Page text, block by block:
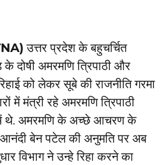
उत्तर प्रदेश के बहुचर्चित
के दोषी अमरमणि त्रिपाठी और
को लेकर सूबे की राजनीति गरमा
में मंत्री रहे अमरमणि त्रिपाठी
थे. अमरमणि के अच्छे आचरण के
बेन पटेल की अनुमति पर अब
विभाग ने उन्हे रिहा करने का